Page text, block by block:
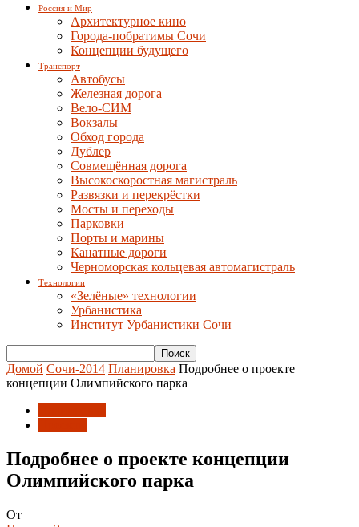
Россия и Мир
Архитектурное кино
Города-побратимы Сочи
Концепции будущего
Транспорт
Автобусы
Железная дорога
Вело-СИМ
Вокзалы
Обход города
Дублер
Совмещённая дорога
Высокоскоростная магистраль
Развязки и перекрёстки
Мосты и переходы
Парковки
Порты и марины
Канатные дороги
Черноморская кольцевая автомагистраль
Технологии
«Зелёные» технологии
Урбанистика
Институт Урбанистики Сочи
Домой Сочи-2014 Планировка Подробнее о проекте
концепции Олимпийского парка
Подробнее о проекте концепции
Олимпийского парка
От